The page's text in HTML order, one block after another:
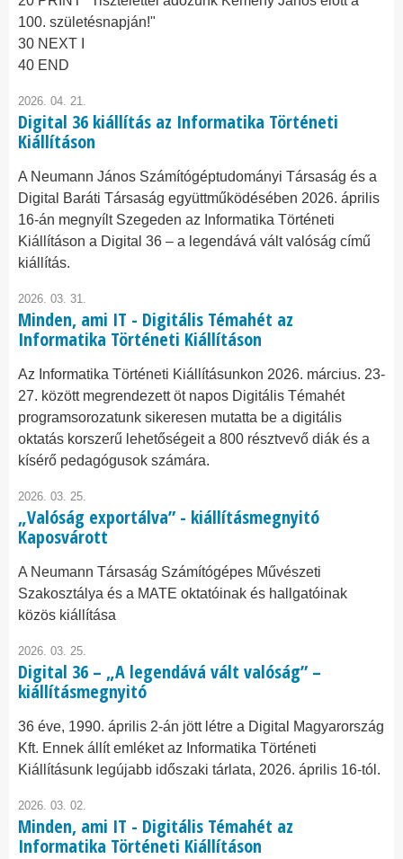
100. születésnapján!"
30 NEXT I
40 END
2026. 04. 21.
Digital 36 kiállítás az Informatika Történeti
Kiállításon
A Neumann János Számítógéptudományi Társaság és a
Digital Baráti Társaság együttműködésében 2026. április
16-án megnyílt Szegeden az Informatika Történeti
Kiállításon a Digital 36 – a legendává vált valóság című
kiállítás.
2026. 03. 31.
Minden, ami IT - Digitális Témahét az
Informatika Történeti Kiállításon
Az Informatika Történeti Kiállításunkon 2026. március. 23-
27. között megrendezett öt napos Digitális Témahét
programsorozatunk sikeresen mutatta be a digitális
oktatás korszerű lehetőségeit a 800 résztvevő diák és a
kísérő pedagógusok számára.
2026. 03. 25.
„Valóság exportálva” - kiállításmegnyitó
Kaposvárott
A Neumann Társaság Számítógépes Művészeti
Szakosztálya és a MATE oktatóinak és hallgatóinak
közös kiállítása
2026. 03. 25.
Digital 36 – „A legendává vált valóság” –
kiállításmegnyitó
36 éve, 1990. április 2-án jött létre a Digital Magyarország
Kft. Ennek állít emléket az Informatika Történeti
Kiállításunk legújabb időszaki tárlata, 2026. április 16-tól.
2026. 03. 02.
Minden, ami IT - Digitális Témahét az
Informatika Történeti Kiállításon